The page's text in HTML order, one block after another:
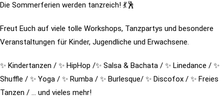
Die Sommerferien werden tanzreich! 💃🕺
Freut Euch auf viele tolle Workshops, Tanzpartys und besondere
Veranstaltungen für Kinder, Jugendliche und Erwachsene.
✨ Kindertanzen / ✨ HipHop /✨ Salsa & Bachata / ✨ Linedance / ✨
Shuffle / ✨ Yoga / ✨ Rumba / ✨ Burlesque/ ✨ Discofox / ✨ Freies
Tanzen / … und vieles mehr!